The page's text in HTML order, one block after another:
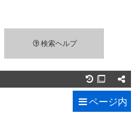
検索ヘルプ

ページ内